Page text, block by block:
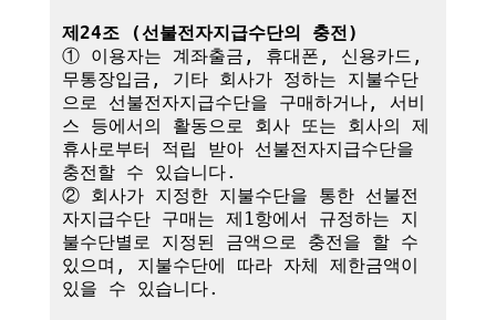
제24조 (선불전자지급수단의 충전)
① 이용자는 계좌출금, 휴대폰, 신용카드,
무통장입금, 기타 회사가 정하는 지불수단
으로 선불전자지급수단을 구매하거나, 서비
스 등에서의 활동으로 회사 또는 회사의 제
휴사로부터 적립 받아 선불전자지급수단을
충전할 수 있습니다.
② 회사가 지정한 지불수단을 통한 선불전
자지급수단 구매는 제1항에서 규정하는 지
불수단별로 지정된 금액으로 충전을 할 수
있으며, 지불수단에 따라 자체 제한금액이
있을 수 있습니다.